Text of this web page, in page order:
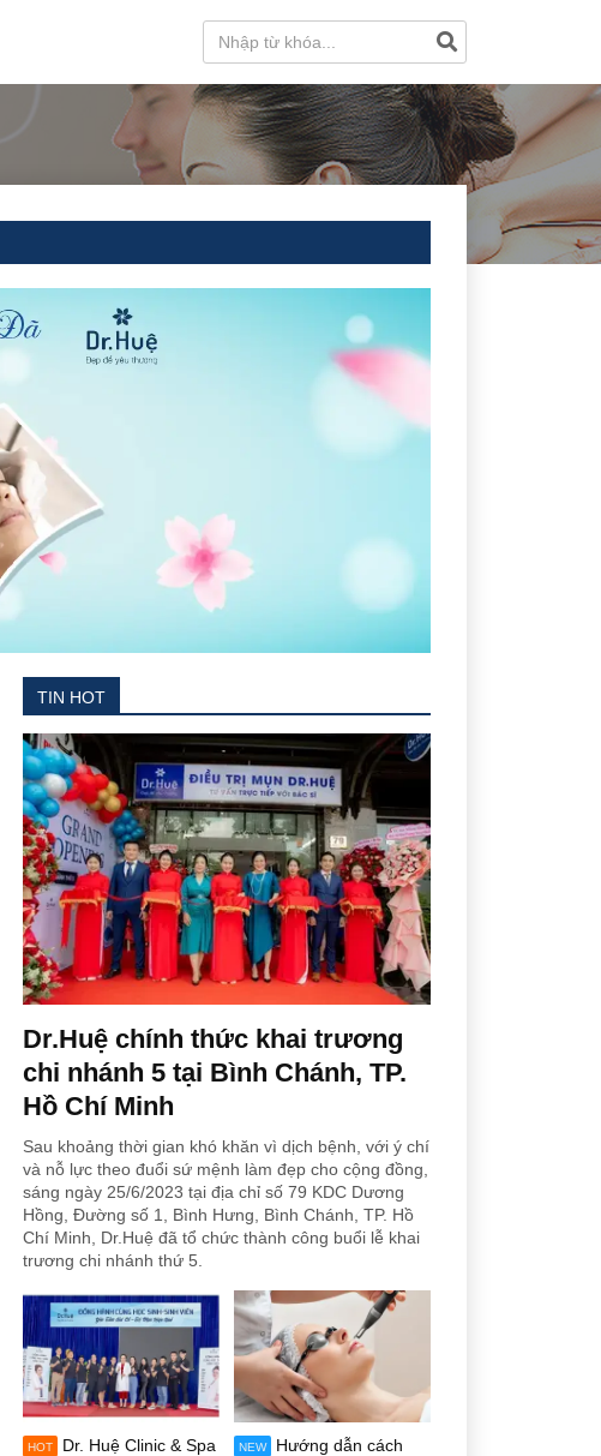
TIN HOT
Dr.Huệ chính thức khai trương
chi nhánh 5 tại Bình Chánh, TP.
Hồ Chí Minh
Sau khoảng thời gian khó khăn vì dịch bệnh, với ý chí
và nỗ lực theo đuổi sứ mệnh làm đẹp cho cộng đồng,
sáng ngày 25/6/2023 tại địa chỉ số 79 KDC Dương
Hồng, Đường số 1, Bình Hưng, Bình Chánh, TP. Hồ
Chí Minh, Dr.Huệ đã tổ chức thành công buổi lễ khai
trương chi nhánh thứ 5.
HOT
Dr. Huệ Clinic & Spa
NEW
Hướng dẫn cách